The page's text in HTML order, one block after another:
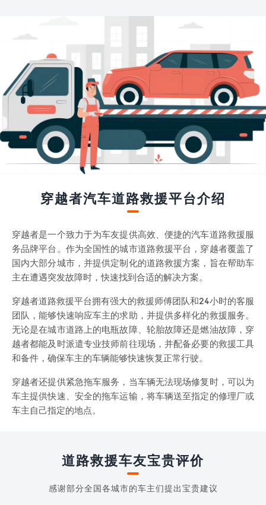
穿越者汽车道路救援平台介绍
穿越者是一个致力于为车友提供高效、便捷的汽车道路救援服
务品牌平台。作为全国性的城市道路救援平台，穿越者覆盖了
国内大部分城市，并提供定制化的道路救援方案，旨在帮助车
主在遭遇突发故障时，快速找到合适的解决方案。
穿越者道路救援平台拥有强大的救援师傅团队和24小时的客服
团队，能够快速响应车主的求助，并提供多样化的救援服务。
无论是在城市道路上的电瓶故障、轮胎故障还是燃油故障，穿
越者都能及时派遣专业技师前往现场，并配备必要的救援工具
和备件，确保车主的车辆能够快速恢复正常行驶。
穿越者还提供紧急拖车服务，当车辆无法现场修复时，可以为
车主提供快速、安全的拖车运输，将车辆送至指定的修理厂或
车主自己指定的地点。
道路救援车友宝贵评价
感谢部分全国各城市的车主们提出宝贵建议